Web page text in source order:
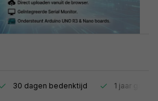
30 dagen bedenktijd 1 jaar